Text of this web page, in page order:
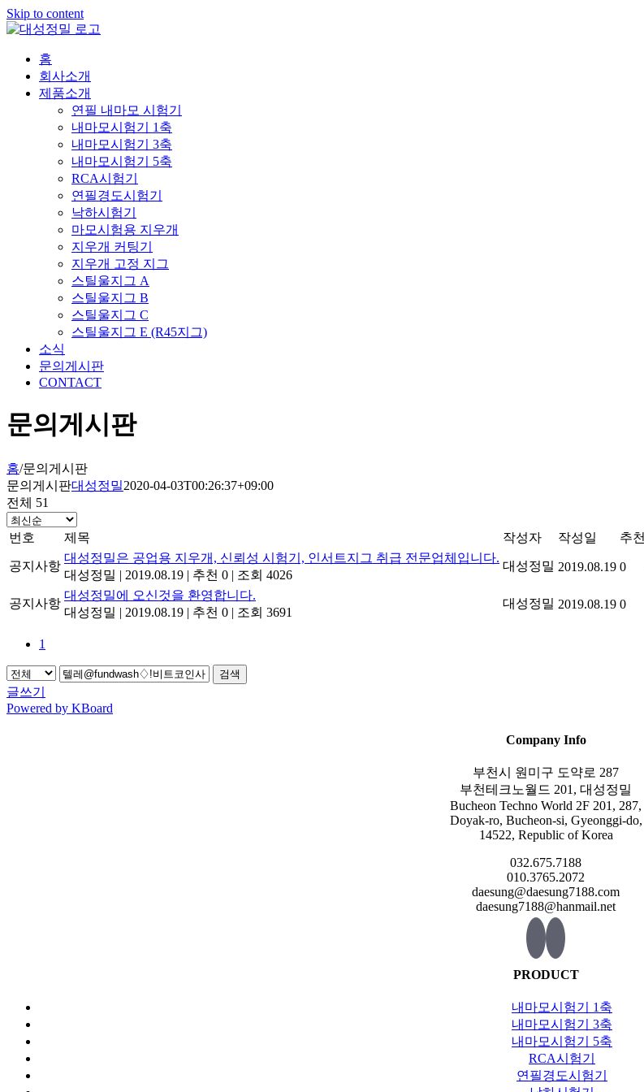
Skip to content
홈
회사소개
제품소개
연필 내마모 시험기
내마모시험기 1축
내마모시험기 3축
내마모시험기 5축
RCA시험기
연필경도시험기
낙하시험기
마모시험용 지우개
지우개 커팅기
지우개 고정 지그
스틸울지그 A
스틸울지그 B
스틸울지그 C
스틸울지그 E (R45지그)
소식
문의게시판
CONTACT
문의게시판
홈/문의게시판
문의게시판대성정밀2020-04-03T00:26:37+09:00
전체 51
번호 제목 작성자 작성일 추천
공지사항
대성정밀은 공업용 지우개, 신뢰성 시험기, 인서트지그 취급 전문업체입니다.
대성정밀 | 2019.08.19 | 추천 0 | 조회 4026
대성정밀 2019.08.19 0
공지사항
대성정밀에 오신것을 환영합니다.
대성정밀 | 2019.08.19 | 추천 0 | 조회 3691
대성정밀 2019.08.19 0
1
검색
글쓰기
Powered by KBoard
Company Info
부천시 원미구 도약로 287
부천테크노월드 201, 대성정밀
Bucheon Techno World 2F 201, 287,
Doyak-ro, Bucheon-si, Gyeonggi-do,
14522, Republic of Korea
032.675.7188
010.3765.2072
daesung@daesung7188.com
daesung7188@hanmail.net
PRODUCT
내마모시험기 1축
내마모시험기 3축
내마모시험기 5축
RCA시험기
연필경도시험기